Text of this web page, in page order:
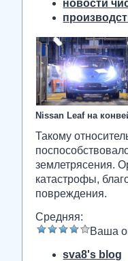
новости
Nissan Leaf на
Такому
землетрясения.
катастрофы,
повреждения.
Средняя:
Ваша
sva8's blog